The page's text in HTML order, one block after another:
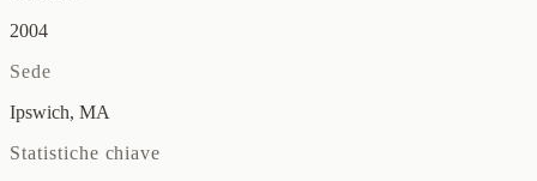
2004
Sede
Ipswich, MA
Statistiche chiave